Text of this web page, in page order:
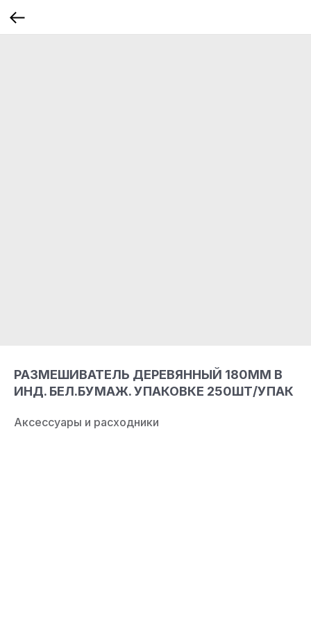
РАЗМЕШИВАТЕЛЬ ДЕРЕВЯННЫЙ 180ММ В
ИНД. БЕЛ.БУМАЖ. УПАКОВКЕ 250ШТ/УПАК
Аксессуары и расходники